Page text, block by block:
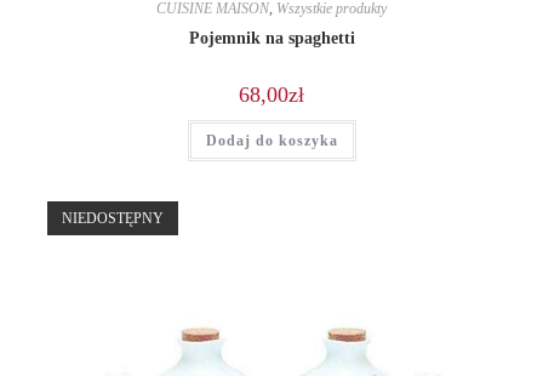
CUISINE MAISON, Wszystkie produkty
Pojemnik na spaghetti
68,00zł
Dodaj do koszyka
NIEDOSTĘPNY